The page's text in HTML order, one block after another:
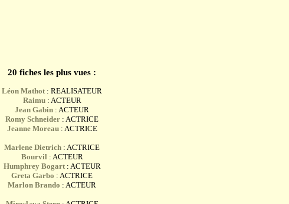
20 fiches les plus vues :
Léon Mathot : REALISATEUR
Raimu: ACTEUR
Jean Gabin : ACTEUR
Romy Schneider : ACTRICE
Jeanne Moreau: ACTRICE
Marlene Dietrich : ACTRICE
Bourvil : ACTEUR
Humphrey Bogart: ACTEUR
Greta Garbo : ACTRICE
Marlon Brando : ACTEUR